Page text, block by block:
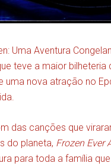
Uma Aventura
teve a maior
uma nova atração no
das canções que
do planeta, Frozen Ever
para toda a família